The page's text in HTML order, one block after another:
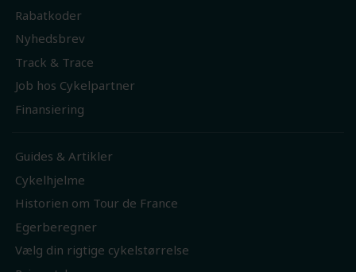
Rabatkoder
Nyhedsbrev
Track & Trace
Job hos Cykelpartner
Finansiering
Guides & Artikler
Cykelhjelme
Historien om Tour de France
Egerberegner
Vælg din rigtige cykelstørrelse